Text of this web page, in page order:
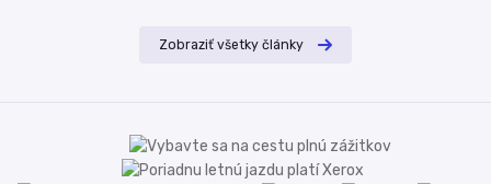
Zobraziť všetky články